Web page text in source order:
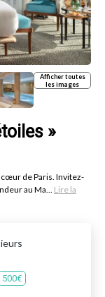
Afficher toutes
les images
»
de Paris. Invitez-
au Ma... Lire la
500€